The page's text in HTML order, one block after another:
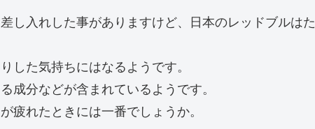
し入れした事がありますけど、日本のレッドブルはた
した気持ちにはなるようです。
成分などが含まれているようです。
疲れたときには一番でしょうか。